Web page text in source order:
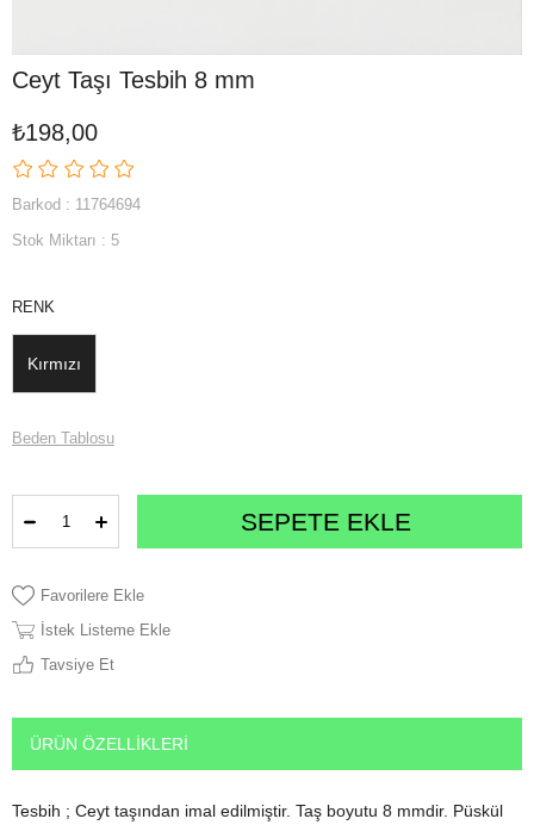
Ceyt Taşı Tesbih 8 mm
₺198,00
Barkod : 11764694
Stok Miktarı : 5
RENK
Kırmızı
Beden Tablosu
Favorilere Ekle
İstek Listeme Ekle
Tavsiye Et
ÜRÜN ÖZELLIKLERI
Tesbih ; Ceyt taşından imal edilmiştir. Taş boyutu 8 mmdir. Püskül